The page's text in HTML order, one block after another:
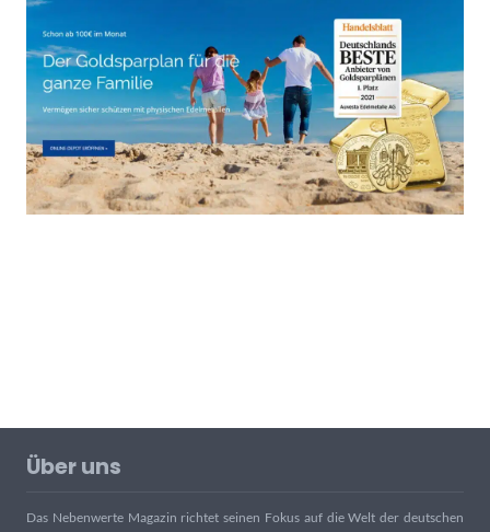
Über uns
Das Nebenwerte Magazin richtet seinen Fokus auf die Welt der deutschen